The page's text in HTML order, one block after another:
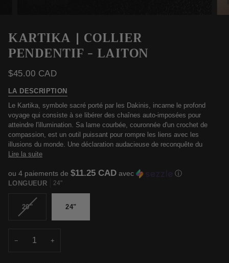
KARTIKA | COLLIER
PENDENTIF - LAITON
$45.00 CAD
LA DESCRIPTION
Le Kartika, symbole sacré porté par les Dakinis, incarne le profond
voyage qui consiste à se libérer des chaînes auto-imposées pour
atteindre l'illumination. Sa lame courbée, couronnée d'un crochet de
compassion, est un outil puissant pour rompre les liens avec les
illusions du monde. Une déclaration audacieuse de reconquête du
Lire la suite
ou 4 paiements de $11.25 CAD avec ⓘ
LONGUEUR 24"
20"VARIANTE
INDISPONIBLE
24"
− +